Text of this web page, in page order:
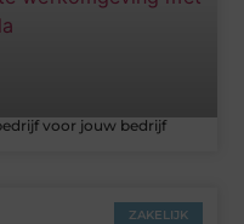
voor jouw bedrijf
ZAKELIJK